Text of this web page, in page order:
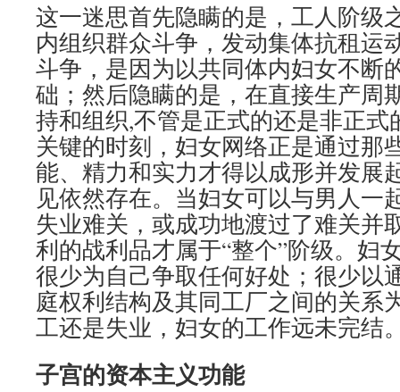
这一迷思首先隐瞒的是，工人阶级
内组织群众斗争，发动集体抗租运
斗争，是因为以共同体内妇女不断
础；然后隐瞒的是，在直接生产周
持和组织,不管是正式的还是非正式
关键的时刻，妇女网络正是通过那
能、精力和实力才得以成形并发展
见依然存在。当妇女可以与男人一
失业难关，或成功地渡过了难关并
利的战利品才属于“整个”阶级。妇
很少为自己争取任何好处；很少以
庭权利结构及其同工厂之间的关系
工还是失业，妇女的工作远未完结
子宫的资本主义功能